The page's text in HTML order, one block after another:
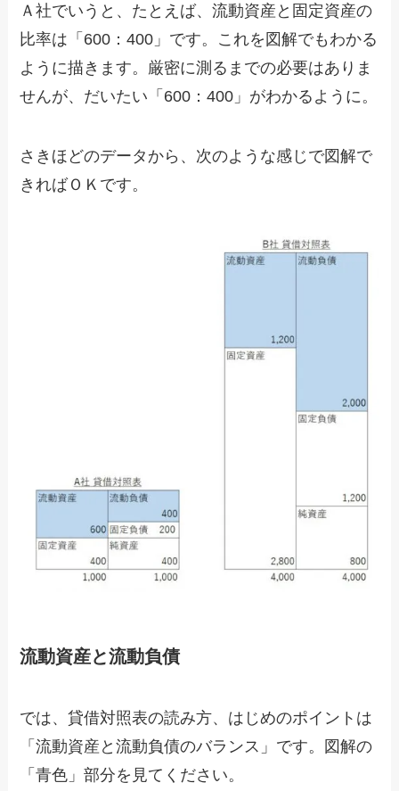
Ａ社でいうと、たとえば、流動資産と固定資産の
比率は「600：400」です。これを図解でもわかる
ように描きます。厳密に測るまでの必要はありま
せんが、だいたい「600：400」がわかるように。
さきほどのデータから、次のような感じで図解で
きればＯＫです。
流動資産と流動負債
では、貸借対照表の読み方、はじめのポイントは
「流動資産と流動負債のバランス」です。図解の
「青色」部分を見てください。